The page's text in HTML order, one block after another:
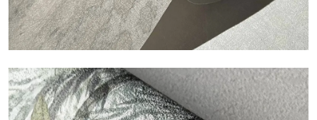
Touch